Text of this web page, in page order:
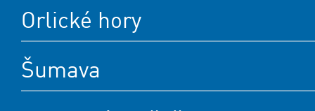
Orlické hory
Šumava